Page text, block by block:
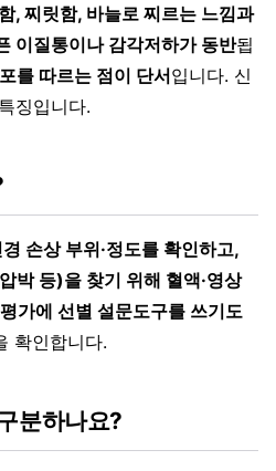
, 찌릿함, 바늘로 찌르는 느낌과
이질통이나 감각저하가 동반됩
를 따르는 점이 단서입니다. 신
징입니다.
손상 부위·정도를 확인하고,
박 등)을 찾기 위해 혈액·영상
가에 선별 설문도구를 쓰기도
확인합니다.
분하나요?